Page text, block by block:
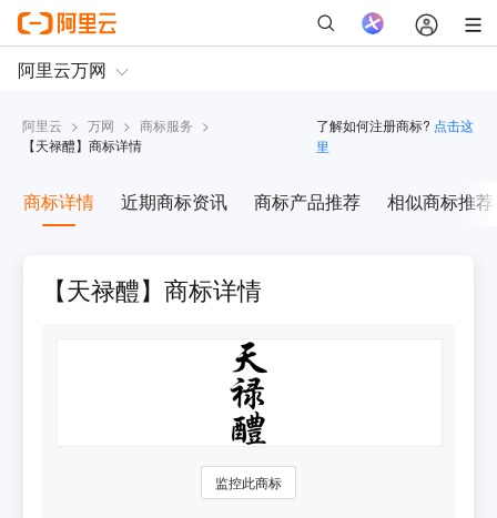
阿里云 > 万网 > 商标服务 >
【天禄醴】商标详情
了解如何注册商标? 点击这
里
商标详情 近期商标资讯 商标产品推荐 相似商标推荐
【天禄醴】商标详情
监控此商标